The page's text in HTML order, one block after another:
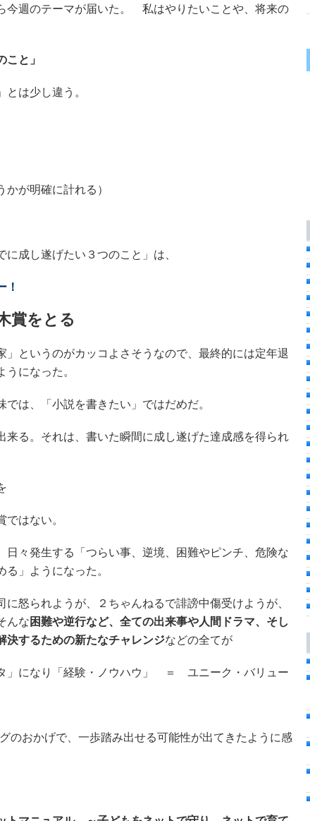
今週のテーマが届いた。 私はやりたいことや、将来の
こと」
とは少し違う。
かが明確に計れる）
成し遂げたい３つのこと」は、
！
賞をとる
というのがカッコよさそうなので、最終的には定年退
になった。
は、「小説を書きたい」ではだめだ。
る。それは、書いた瞬間に成し遂げた達成感を得られ
はない。
々発生する「つらい事、逆境、困難やピンチ、危険な
」ようになった。
怒られようが、２ちゃんねるで誹謗中傷受けようが、
んな 困難や逆行など、全ての出来事や人間ドラマ、そし
決するための新たなチャレンジなどの全てが
」になり「経験・ノウハウ」 ＝ ユニーク・バリュー
のおかげで、一歩踏み出せる可能性が出てきたように感